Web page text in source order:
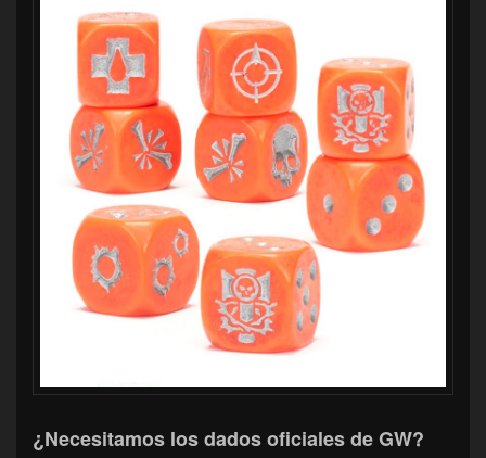
¿Necesitamos los dados oficiales de GW?